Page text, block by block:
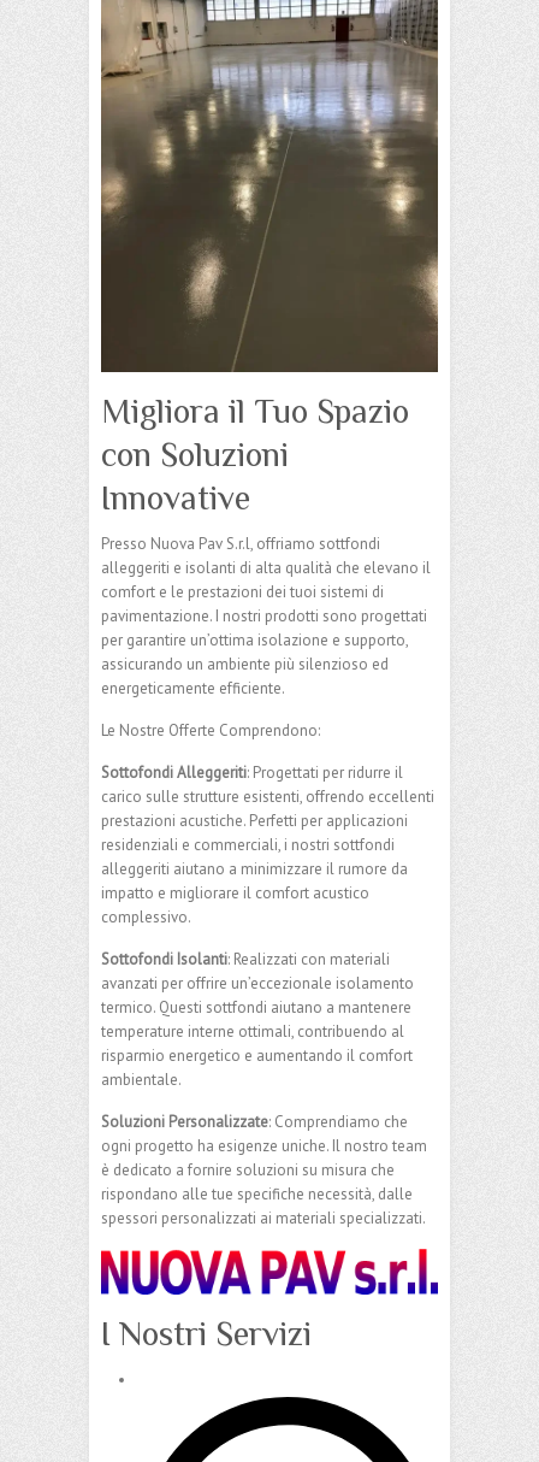
Migliora il Tuo Spazio
con Soluzioni
Innovative
Presso Nuova Pav S.r.l, offriamo sottfondi
alleggeriti e isolanti di alta qualità che elevano il
comfort e le prestazioni dei tuoi sistemi di
pavimentazione. I nostri prodotti sono progettati
per garantire un’ottima isolazione e supporto,
assicurando un ambiente più silenzioso ed
energeticamente efficiente.
Le Nostre Offerte Comprendono:
Sottofondi Alleggeriti: Progettati per ridurre il
carico sulle strutture esistenti, offrendo eccellenti
prestazioni acustiche. Perfetti per applicazioni
residenziali e commerciali, i nostri sottfondi
alleggeriti aiutano a minimizzare il rumore da
impatto e migliorare il comfort acustico
complessivo.
Sottofondi Isolanti: Realizzati con materiali
avanzati per offrire un’eccezionale isolamento
termico. Questi sottfondi aiutano a mantenere
temperature interne ottimali, contribuendo al
risparmio energetico e aumentando il comfort
ambientale.
Soluzioni Personalizzate: Comprendiamo che
ogni progetto ha esigenze uniche. Il nostro team
è dedicato a fornire soluzioni su misura che
rispondano alle tue specifiche necessità, dalle
spessori personalizzati ai materiali specializzati.
I Nostri Servizi